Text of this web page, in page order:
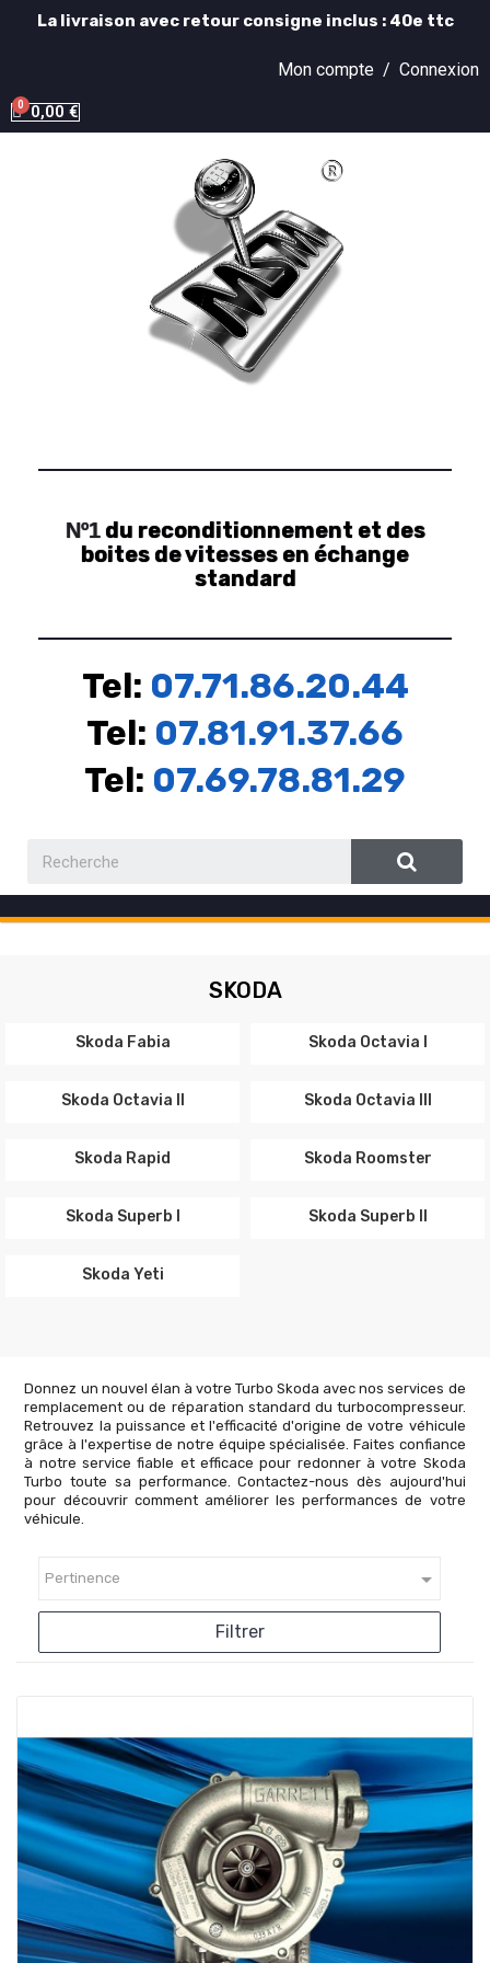
La livraison avec retour consigne inclus : 40e ttc
Mon compte / Connexion
0,00 €
Nº1du reconditionnement et des
boites de vitesses en échange
standard
Tel: 07.71.86.20.44
Tel: 07.81.91.37.66
Tel: 07.69.78.81.29
SKODA
Skoda Fabia Skoda Octavia I
Skoda Octavia II Skoda Octavia III
Skoda Rapid Skoda Roomster
Skoda Superb I Skoda Superb II
Skoda Yeti
Donnez un nouvel élan à votre Turbo Skoda avec nos services de
remplacement ou de réparation standard du turbocompresseur.
Retrouvez la puissance et l'efficacité d'origine de votre véhicule
grâce à l'expertise de notre équipe spécialisée. Faites confiance
à notre service fiable et efficace pour redonner à votre Skoda
Turbo toute sa performance. Contactez-nous dès aujourd'hui
pour découvrir comment améliorer les performances de votre
véhicule.
Pertinence 
Filtrer